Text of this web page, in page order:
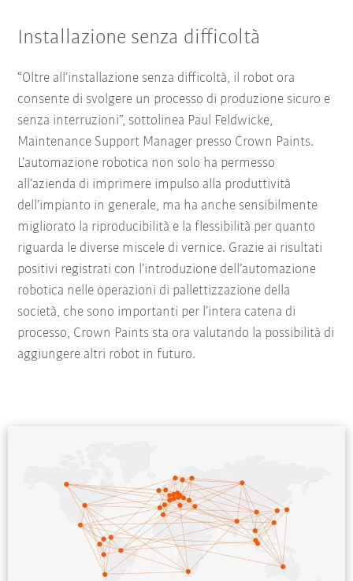
Installazione senza difficoltà
“Oltre all’installazione senza difficoltà, il robot ora
consente di svolgere un processo di produzione sicuro e
senza interruzioni”, sottolinea Paul Feldwicke,
Maintenance Support Manager presso Crown Paints.
L’automazione robotica non solo ha permesso
all’azienda di imprimere impulso alla produttività
dell’impianto in generale, ma ha anche sensibilmente
migliorato la riproducibilità e la flessibilità per quanto
riguarda le diverse miscele di vernice. Grazie ai risultati
positivi registrati con l’introduzione dell’automazione
robotica nelle operazioni di pallettizzazione della
società, che sono importanti per l’intera catena di
processo, Crown Paints sta ora valutando la possibilità di
aggiungere altri robot in futuro.